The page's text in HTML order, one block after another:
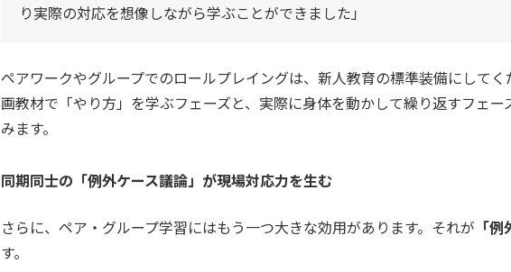
り実際の対応を想像しながら学ぶことができました」
ペアワークやグループでのロールプレイングは、新人教育の標準装備にして
画教材で「やり方」を学ぶフェーズと、実際に身体を動かして繰り返すフェー
みます。
同期同士の「例外ケース議論」が現場対応力を生む
さらに、ペア・グループ学習にはもう一つ大きな効用があります。それが 「
す。